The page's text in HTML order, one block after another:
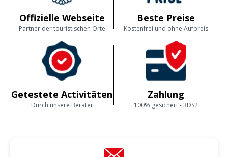
Offizielle Webseite
Partner der touristischen Orte
Beste Preise
Kostenfrei und ohne Aufpreis
Getestete Activitäten
Durch unsere Berater
Zahlung
100% gesichert - 3DS2